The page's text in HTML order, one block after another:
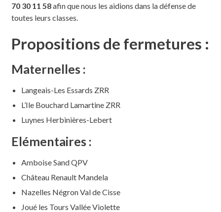
70 30 11 58afin que nous les aidions dans la défense de
toutes leurs classes.
Propositions de fermetures :
Maternelles :
Langeais-Les Essards ZRR
L’Ile Bouchard Lamartine ZRR
Luynes Herbinières-Lebert
Elémentaires :
Amboise Sand QPV
Château Renault Mandela
Nazelles Négron Val de Cisse
Joué les Tours Vallée Violette